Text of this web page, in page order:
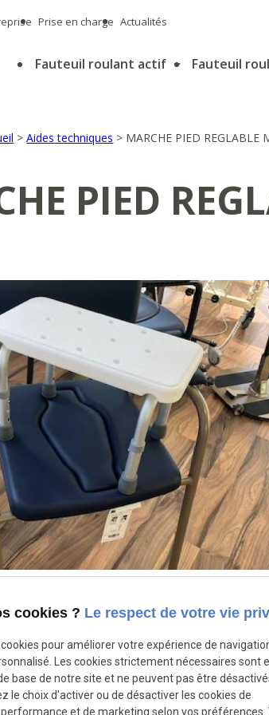
Prise en charge Actualités
Fauteuil roulant actif Fauteuil
>Aides techniques > MARCHE PIED REGLABLE
PIED
cookies ? Le respect de votre vie
pour améliorer votre expérience de
Les cookies strictement nécessaires sont
base de notre site et ne peuvent pas être
le choix d'activer ou de désactiver les cookies de
et de marketing selon vos préférences.